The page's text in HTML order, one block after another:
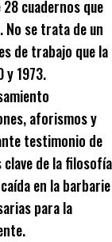
cuadernos que
se trata de un
de trabajo que la
y 1973.
aforismos y
testimonio de
de la filosofía
en la barbarie
para la